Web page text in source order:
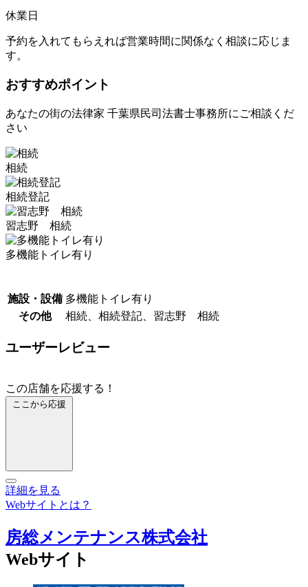
休業日
予約を入れてもらえれば営業時間に関係なく相談に応じま
す。
おすすめポイント
あなたの街の法律家 千葉県民司法書士事務所にご相談くだ
さい
相続
相続登記
習志野 相続
多機能トイレ有り
施設・設備 多機能トイレ有り
その他
相続、相続登記、習志野 相続
ユーザーレビュー
この店舗を応援する！
ここから応援
詳細を見る
Webサイトとは？
房総メンテナンス株式会社
Webサイト